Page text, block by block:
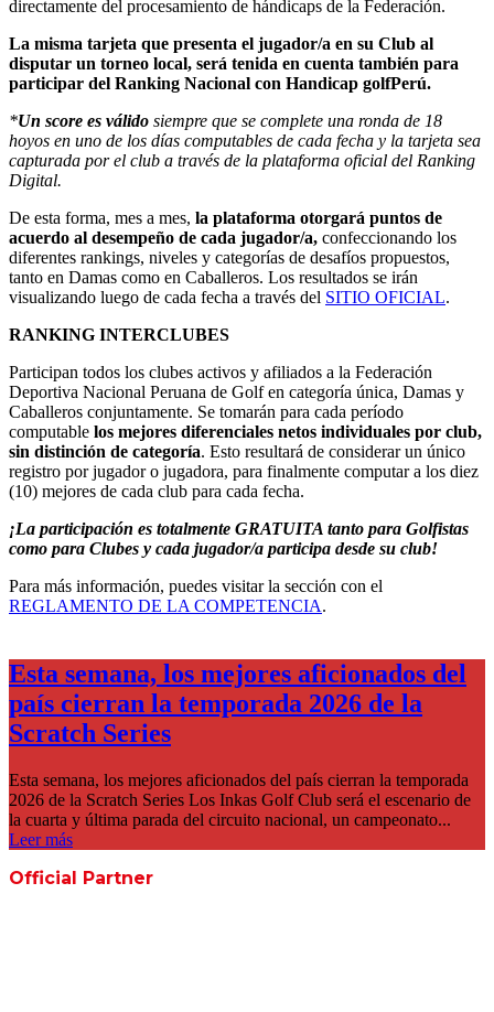
directamente del procesamiento de hándicaps de la Federación.
La misma tarjeta que presenta el jugador/a en su Club al
disputar un torneo local, será tenida en cuenta también para
participar del Ranking Nacional con Handicap golfPerú.
*Un score es válido siempre que se complete una ronda de 18
hoyos en uno de los días computables de cada fecha y la tarjeta sea
capturada por el club a través de la plataforma oficial del Ranking
Digital.
De esta forma, mes a mes, la plataforma otorgará puntos de
acuerdo al desempeño de cada jugador/a, confeccionando los
diferentes rankings, niveles y categorías de desafíos propuestos,
tanto en Damas como en Caballeros. Los resultados se irán
visualizando luego de cada fecha a través del SITIO OFICIAL.
RANKING INTERCLUBES
Participan todos los clubes activos y afiliados a la Federación
Deportiva Nacional Peruana de Golf en categoría única, Damas y
Caballeros conjuntamente. Se tomarán para cada período
computable los mejores diferenciales netos individuales por club,
sin distinción de categoría. Esto resultará de considerar un único
registro por jugador o jugadora, para finalmente computar a los diez
(10) mejores de cada club para cada fecha.
¡La participación es totalmente GRATUITA tanto para Golfistas
como para Clubes y cada jugador/a participa desde su club!
Para más información, puedes visitar la sección con el
REGLAMENTO DE LA COMPETENCIA.
Esta semana, los mejores aficionados del
país cierran la temporada 2026 de la
Scratch Series
Esta semana, los mejores aficionados del país cierran la temporada
2026 de la Scratch Series Los Inkas Golf Club será el escenario de
la cuarta y última parada del circuito nacional, un campeonato...
Leer más
Official Partner